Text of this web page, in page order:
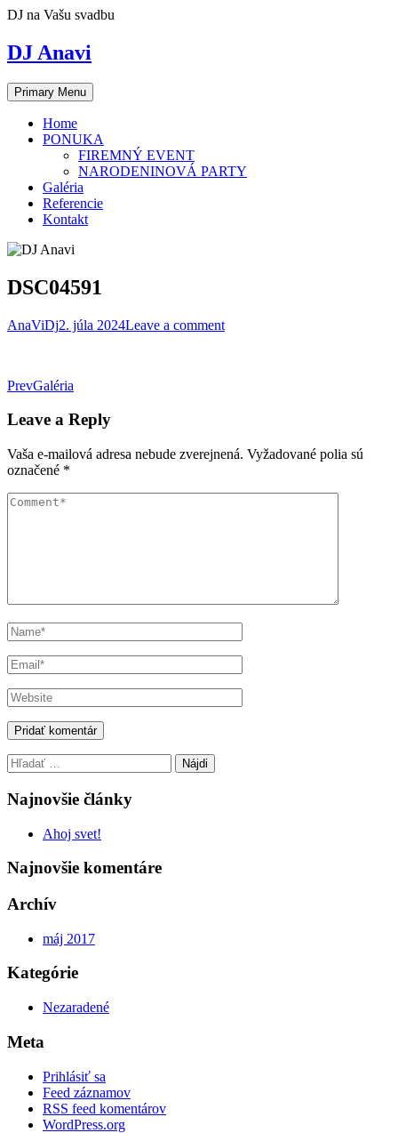
Skip
content
DJ na Vašu svadbu
DJ Anavi
Primary Menu
Home
PONUKA
FIREMNÝ EVENT
NARODENINOVÁ PARTY
Galéria
Referencie
Kontakt
DSC04591
AnaViDj2. júla 2024Leave a comment
Post
navigation
PrevGaléria
Leave a Reply
Vaša e-mailová adresa nebude zverejnená. Vyžadované polia sú
označené *
Hľadať:
Najnovšie články
Ahoj svet!
Najnovšie komentáre
Archív
máj 2017
Kategórie
Nezaradené
Meta
Prihlásiť sa
Feed záznamov
RSS feed komentárov
WordPress.org